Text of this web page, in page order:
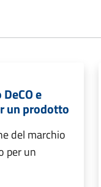
e
un prodotto
del marchio
per un